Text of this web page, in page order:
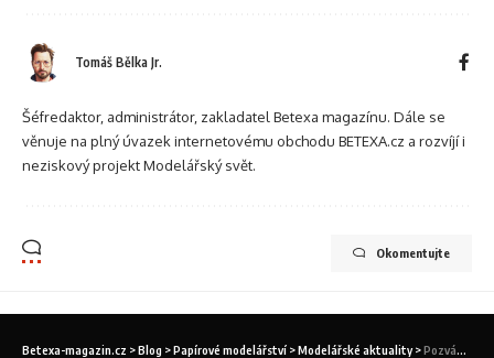
Tomáš Bělka Jr.
Šéfredaktor, administrátor, zakladatel Betexa magazínu. Dále se
věnuje na plný úvazek internetovému obchodu BETEXA.cz a rozvíjí i
neziskový projekt Modelářský svět.
Okomentujte
Betexa-magazin.cz >Blog >Papírové modelářství >Modelářské aktuality>Pozvánka na výstavu do Chrudimi